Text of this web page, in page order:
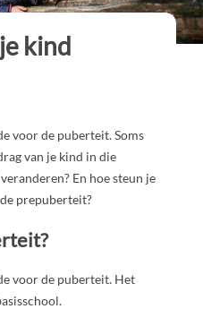
kind
voor de puberteit. Soms
van je kind in die
En hoe steun je
prepuberteit?
voor de puberteit. Het